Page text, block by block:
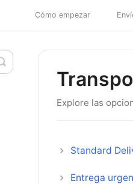
Cómo empezar
Explore las
Standard
Entrega
Alternar
la